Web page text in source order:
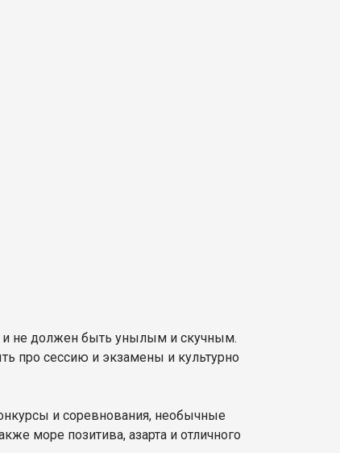
и не должен быть унылым и скучным.
про сессию и экзамены и культурно
и соревнования, необычные
море позитива, азарта и отличного